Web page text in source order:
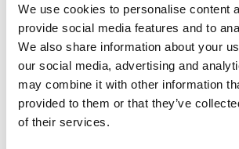
We use cookies to personalise content
provide social media features and to
We also share information about your
our social media, advertising and
may combine it with other information
provided to them or that they’ve
of their services.
SELV:
Sì
Sorgente
Sorgente luminosa:
LED
Potenza sorgente:
16.5W/m
Flusso luminoso sorgente: